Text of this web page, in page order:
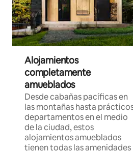
Alojamientos
completamente
amueblados
Desde cabañas pacíficas en
las montañas hasta
departamentos en el medio
de la ciudad, estos
alojamientos amueblados
tienen todas las amenidades